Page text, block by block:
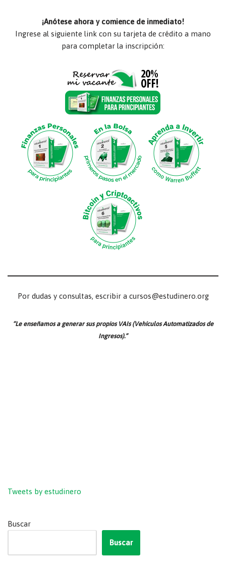
¡Anótese ahora y comience de inmediato!
Ingrese al siguiente link con su tarjeta de crédito a mano
para completar la inscripción:
Por dudas y consultas, escribir a cursos@estudinero.org
“Le enseñamos a generar sus propios VAIs (Vehículos Automatizados de
Ingresos).”
Tweets by estudinero
Buscar
Buscar